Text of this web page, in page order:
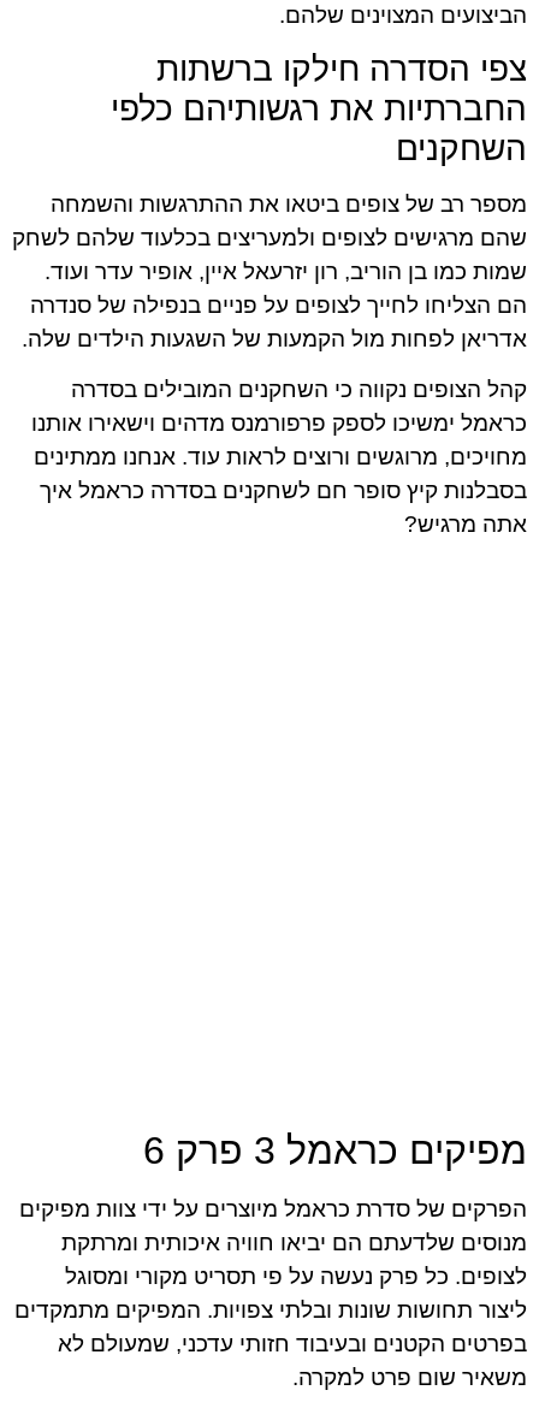
הביצועים המצוינים שלהם.
צפי הסדרה חילקו ברשתות
החברתיות את רגשותיהם כלפי
השחקנים
מספר רב של צופים ביטאו את ההתרגשות והשמחה
שהם מרגישים לצופים ולמעריצים בכלעוד שלהם לשחק
שמות כמו בן הוריב, רון יזרעאל איין, אופיר עדר ועוד.
הם הצליחו לחייך לצופים על פניים בנפילה של סנדרה
אדריאן לפחות מול הקמעות של השגעות הילדים שלה.
קהל הצופים נקווה כי השחקנים המובילים בסדרה
כראמל ימשיכו לספק פרפורמנס מדהים וישאירו אותנו
מחויכים, מרוגשים ורוצים לראות עוד. אנחנו ממתינים
בסבלנות קיץ סופר חם לשחקנים בסדרה כראמל איך
אתה מרגיש?
מפיקים כראמל 3 פרק 6
הפרקים של סדרת כראמל מיוצרים על ידי צוות מפיקים
מנוסים שלדעתם הם יביאו חוויה איכותית ומרתקת
לצופים. כל פרק נעשה על פי תסריט מקורי ומסוגל
ליצור תחושות שונות ובלתי צפויות. המפיקים מתמקדים
בפרטים הקטנים ובעיבוד חזותי עדכני, שמעולם לא
משאיר שום פרט למקרה.